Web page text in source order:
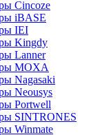
Cincoze
iBASE
IEI
Kingdy
Lanner
MOXA
Nagasaki
Neousys
Portwell
SINTRONES
Winmate